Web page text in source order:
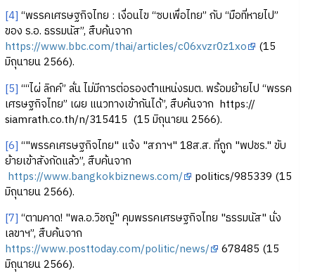
[4] “พรรคเศรษฐกิจไทย : เงื่อนไข “ซบเพื่อไทย” กับ “มือที่หายไป”
ของ ร.อ. ธรรมนัส”, สืบค้นจาก
https://www.bbc.com/thai/articles/c06xvzr0z1xo
(15
มิถุนายน 2566).
[5] ““ไผ่ ลิกค์” ลั่น ไม่มีการต่อรองตำแหน่งรมต. พร้อมย้ายไป “พรรค
เศรษฐกิจไทย” เผย แนวทางเข้ากันได้”, สืบค้นจาก https://
siamrath.co.th/n/315415 (15 มิถุนายน 2566).
[6] “"พรรคเศรษฐกิจไทย" แจ้ง "สภาฯ" 18ส.ส. ที่ถูก "พปชร." ขับ
ย้ายเข้าสังกัดแล้ว”, สืบค้นจาก
https://www.bangkokbiznews.com/
politics/985339 (15
มิถุนายน 2566).
[7] “ตามคาด! "พล.อ.วิชญ์" คุมพรรคเศรษฐกิจไทย "ธรรมนัส" นั่ง
เลขาฯ”, สืบค้นจาก
https://www.posttoday.com/politic/news/
678485 (15
มิถุนายน 2566).